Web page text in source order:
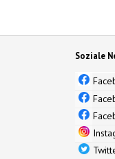
Soziale